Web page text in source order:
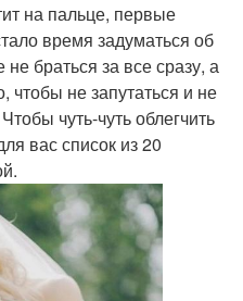
на пальце, первые
время задуматься об
браться за все сразу, а
чтобы не запутаться и не
чуть-чуть облегчить
вас список из 20